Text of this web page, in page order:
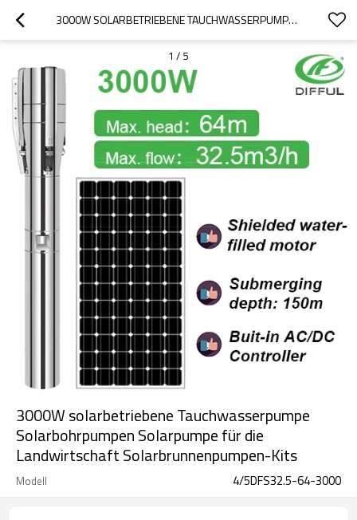
3000W SOLARBETRIEBENE TAUCHWASSERPUMPE SOLARBOHRPUMPEN SOLARPUMPE FÜR DIE LANDWIRTSCHAFT SOLARBRUNNENPUMPEN-KITS
1 / 5
3000W solarbetriebene Tauchwasserpumpe
Solarbohrpumpen Solarpumpe für die
Landwirtschaft Solarbrunnenpumpen-Kits
Modell 4/5DFS32.5-64-3000